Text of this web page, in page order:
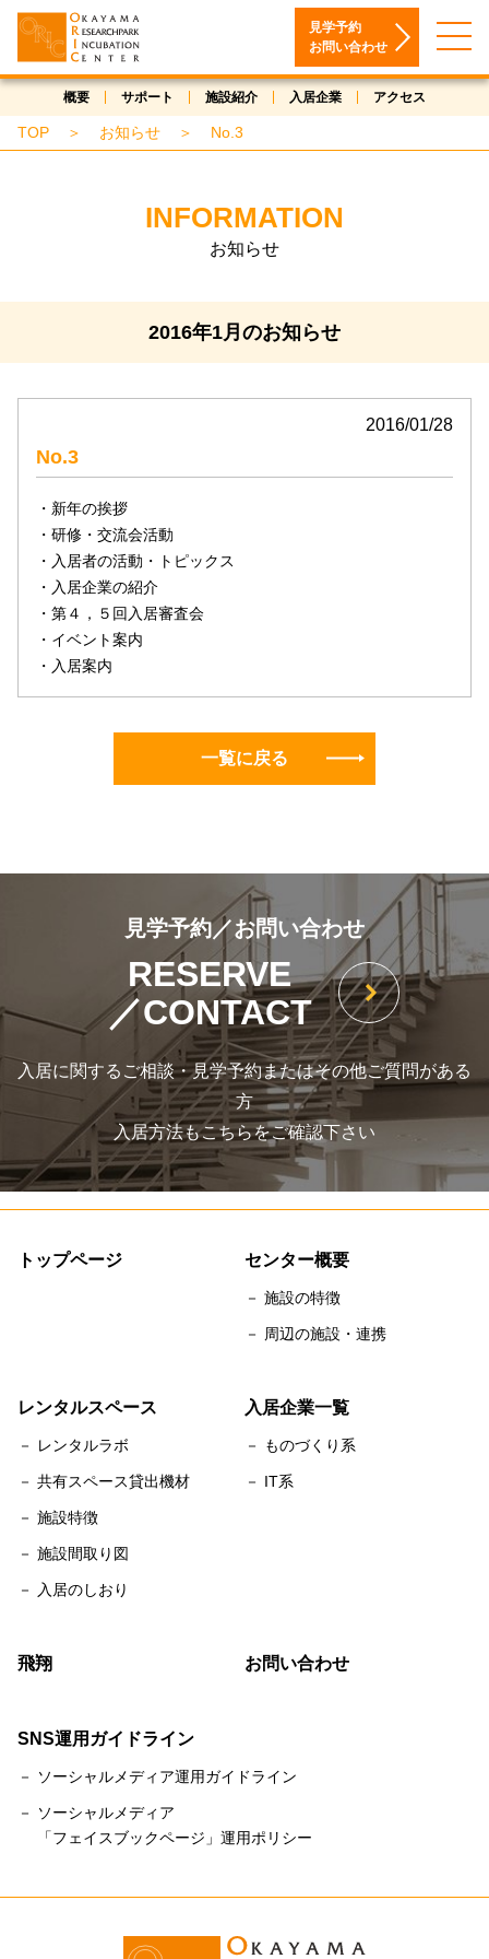
見学予約
お問い合わせ
概要 サポート 施設紹介 入居企業 アクセス
TOP ＞ お知らせ ＞ No.3
INFORMATION
お知らせ
2016年1月のお知らせ
2016/01/28
No.3
・新年の挨拶
・研修・交流会活動
・入居者の活動・トピックス
・入居企業の紹介
・第４，５回入居審査会
・イベント案内
・入居案内
一覧に戻る
見学予約／お問い合わせ
RESERVE
／CONTACT
入居に関するご相談・見学予約またはその他ご質問がある
方
入居方法もこちらをご確認下さい
トップページ センター概要
－ 施設の特徴
－ 周辺の施設・連携
レンタルスペース
－ レンタルラボ
－ 共有スペース貸出機材
－ 施設特徴
－ 施設間取り図
－ 入居のしおり
入居企業一覧
－ ものづくり系
－ IT系
飛翔 お問い合わせ
SNS運用ガイドライン
－ ソーシャルメディア運用ガイドライン
－ ソーシャルメディア
「フェイスブックページ」運用ポリシー